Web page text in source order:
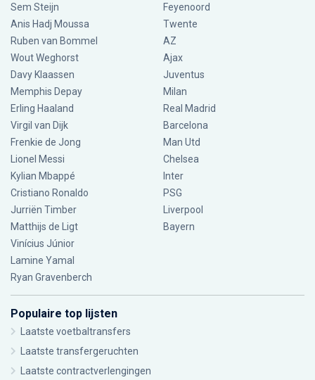
Sem Steijn
Anis Hadj Moussa
Ruben van Bommel
Wout Weghorst
Davy Klaassen
Memphis Depay
Erling Haaland
Virgil van Dijk
Frenkie de Jong
Lionel Messi
Kylian Mbappé
Cristiano Ronaldo
Jurriën Timber
Matthijs de Ligt
Vinícius Júnior
Lamine Yamal
Ryan Gravenberch
Feyenoord
Twente
AZ
Ajax
Juventus
Milan
Real Madrid
Barcelona
Man Utd
Chelsea
Inter
PSG
Liverpool
Bayern
Populaire top lijsten
Laatste voetbaltransfers
Laatste transfergeruchten
Laatste contractverlengingen